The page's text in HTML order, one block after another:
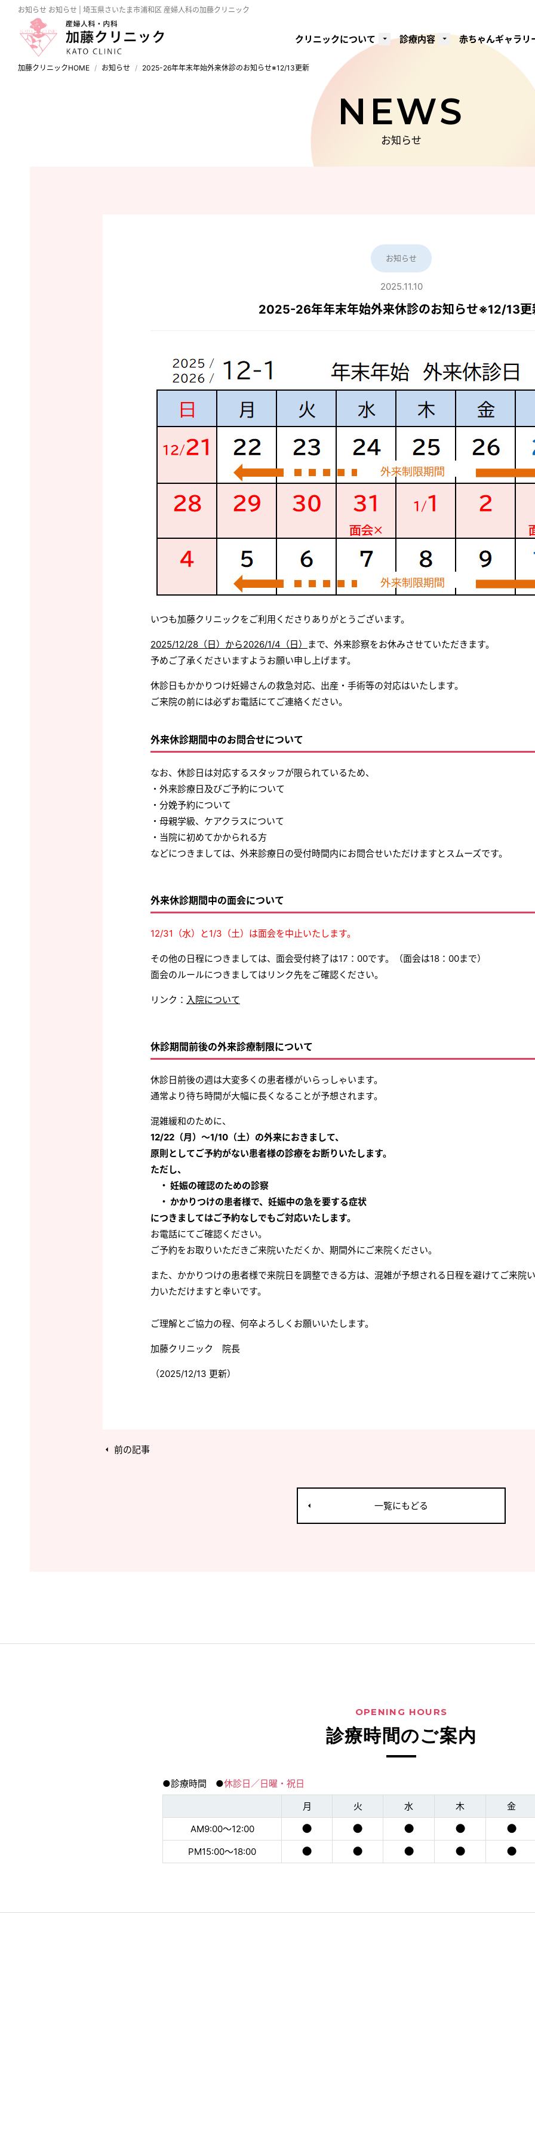
お知らせ お知らせ | 埼玉県さいたま市浦和区 産婦人科の加藤クリニック
クリニックについて 診療内容 赤ちゃんギャラリ
加藤クリニックHOME お知らせ 2025-26年年末年始外来休診のお知らせ※12/13更新
NEWS
お知らせ
お知らせ
2025.11.10
2025-26年年末年始外来休診のお知らせ※12/13更
いつも加藤クリニックをご利用くださりありがとうございます。
2025/12/28（日）から2026/1/4（日）
まで、外来診察をお休みさせていただきます。
予めご了承くださいますようお願い申し上げます。
休診日もかかりつけ妊婦さんの救急対応、出産・手術等の対応はいたします。
ご来院の前には必ずお電話にてご連絡ください。
外来休診期間中のお問合せについて
なお、休診日は対応するスタッフが限られているため、
・外来診療日及びご予約について
・分娩予約について
・母親学級、ケアクラスについて
・当院に初めてかかられる方
などにつきましては、外来診療日の受付時間内にお問合せいただけますとスムーズです。
外来休診期間中の面会について
12/31（水）と1/3（土）は面会を中止いたします。
その他の日程につきましては、面会受付終了は17：00です。（面会は18：00まで）
面会のルールにつきましてはリンク先をご確認ください。
リンク： 入院について
休診期間前後の外来診療制限について
休診日前後の週は大変多くの患者様がいらっしゃいます。
通常より待ち時間が大幅に長くなることが予想されます。
混雑緩和のために、
12/22（月）～1/10（土）の外来におきまして、
原則としてご予約がない患者様の診療をお断りいたします。
ただし、
・ 妊娠の確認のための診察
・ かかりつけの患者様で、妊娠中の急を要する症状
につきましてはご予約なしでもご対応いたします。
お電話にてご確認ください。
ご予約をお取りいただきご来院いただくか、期間外にご来院ください。
また、かかりつけの患者様で来院日を調整できる方は、混雑が予想される日程を避けてご来院
力いただけますと幸いです。
ご理解とご協力の程、何卒よろしくお願いいたします。
加藤クリニック 院長
（2025/12/13 更新）
前の記事
一覧にもどる
OPENING HOURS
診療時間のご案内
●診療時間 ●休診日／日曜・祝日
月
火 水 木
金
AM9:00〜12:00
● ● ● ● ●
PM15:00〜18:00 ● ● ● ● ●